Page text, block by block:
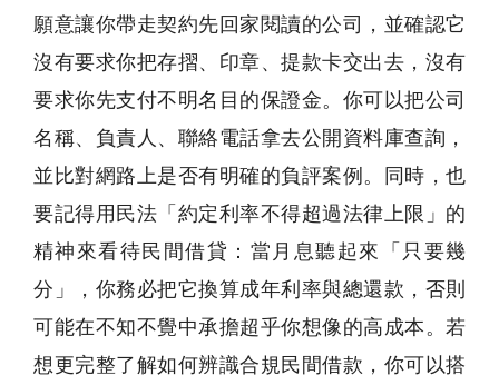
願意讓你帶走契約先回家閱讀的公司，並確認它
沒有要求你把存摺、印章、提款卡交出去，沒有
要求你先支付不明名目的保證金。你可以把公司
名稱、負責人、聯絡電話拿去公開資料庫查詢，
並比對網路上是否有明確的負評案例。同時，也
要記得用民法「約定利率不得超過法律上限」的
精神來看待民間借貸：當月息聽起來「只要幾
分」，你務必把它換算成年利率與總還款，否則
可能在不知不覺中承擔超乎你想像的高成本。若
想更完整了解如何辨識合規民間借款，你可以搭